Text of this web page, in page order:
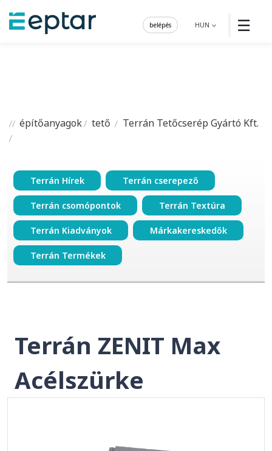
☰
HUN
belépés
építőanyagok tető Terrán Tetőcserép Gyártó Kft.
Terrán Hírek Terrán cserepező
Terrán csomópontok Terrán Textúra
Terrán Kiadványok Márkakereskedők
Terrán Termékek
Terrán ZENIT Max
Acélszürke